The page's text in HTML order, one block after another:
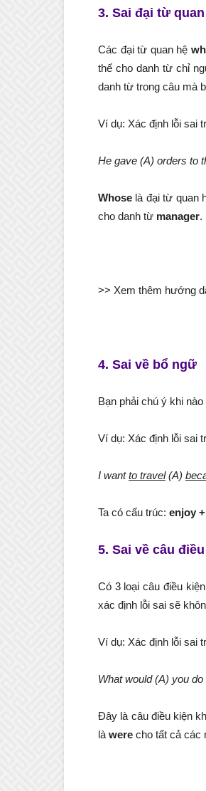
3. Sai đại từ
Các đại từ quan hệ
thế cho danh từ chỉ
danh từ trong câu mà
Ví dụ: Xác định lỗi sai
He gave (A) orders to
Whose là đại từ quan
cho danh từ manager.
>> Xem thêm hướng
4. Sai về bổ ngữ
Bạn phải chú ý khi nào
Ví dụ: Xác định lỗi sai
I wantto travel(A)
Ta có cấu trúc: enjoy
5. Sai về câu
Có 3 loại câu điều
xác định lỗi sai sẽ
Ví dụ: Xác định lỗi sai
What would (A) you
Đây là câu điều kiện
là were cho tất cả các